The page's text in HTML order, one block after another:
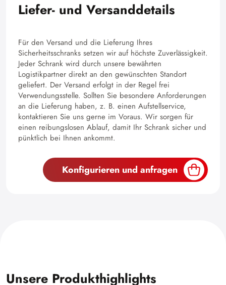
Liefer- und Versanddetails
Für den Versand und die Lieferung Ihres
Sicherheitsschranks setzen wir auf höchste Zuverlässigkeit.
Jeder Schrank wird durch unsere bewährten
Logistikpartner direkt an den gewünschten Standort
geliefert. Der Versand erfolgt in der Regel frei
Verwendungsstelle. Sollten Sie besondere Anforderungen
an die Lieferung haben, z. B. einen Aufstellservice,
kontaktieren Sie uns gerne im Voraus. Wir sorgen für
einen reibungslosen Ablauf, damit Ihr Schrank sicher und
pünktlich bei Ihnen ankommt.
Konfigurieren und anfragen
Unsere Produkthighlights